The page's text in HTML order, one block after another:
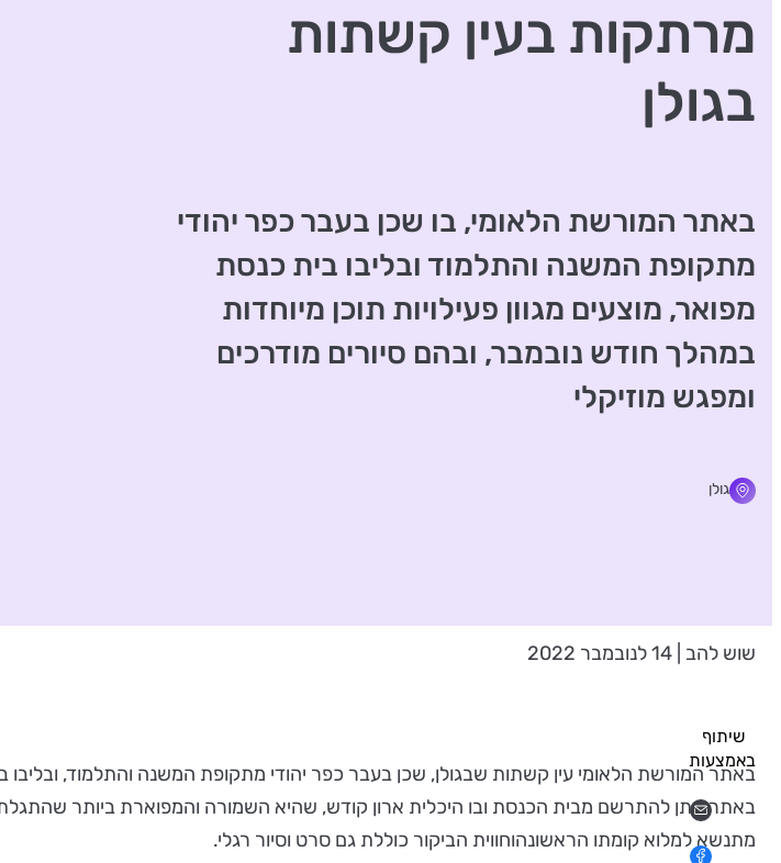
מרתקות בעין קשתות
בגולן
באתר המורשת הלאומי, בו שכן בעבר כפר יהודי
מתקופת המשנה והתלמוד ובליבו בית כנסת
מפואר, מוצעים מגוון פעילויות תוכן מיוחדות
במהלך חודש נובמבר, ובהם סיורים מודרכים
ומפגש מוזיקלי
גולן
שוש להב | 14 לנובמבר 2022
באתר המורשת הלאומי עין קשתות שבגולן, שכן בעבר כפר יהודי מתקופת המשנה והתלמוד,
באתר ניתן להתרשם מבית הכנסת ובו היכלית ארון קודש, שהיא השמורה והמפוארת ביותר
מתנשא למלוא קומתו הראשונהוחווית הביקור כוללת גם סרט וסיור רגלי.
שיתוף
באמצעות